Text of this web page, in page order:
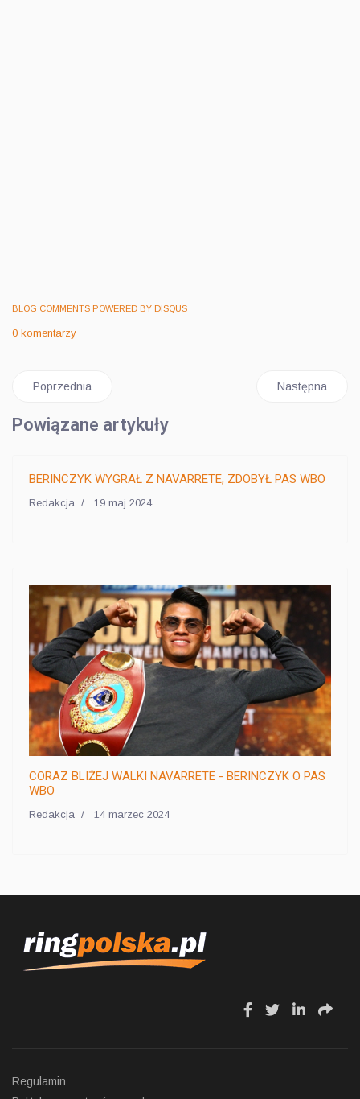
BLOG COMMENTS POWERED BY DISQUS
0 komentarzy
Poprzednia strona: BERINCZYK WYGRAŁ Z NAVARRETE,
Poprzednia Następna
Następna
Powiązane artykuły
BERINCZYK WYGRAŁ Z NAVARRETE, ZDOBYŁ PAS WBO
Redakcja 19 maj 2024
CORAZ BLIŻEJ WALKI NAVARRETE - BERINCZYK O PAS
WBO
Redakcja 14 marzec 2024
fa
fa
fa
fa
Regulamin